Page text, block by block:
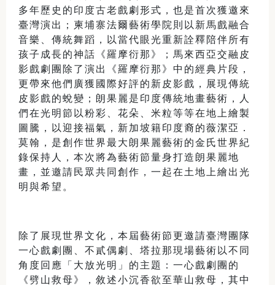
多年歷史的印度古老戲劇形式，也是首次獲邀來
臺灣演出；柬埔寨法爾藝術學院則以新馬戲融合
音樂、傳統舞蹈，以當代眼光重新詮釋陪伴所有
孩子成長的神話《羅摩衍那》；馬來西亞交融皮
影戲劇團除了演出《羅摩衍那》中的經典片段，
更帶來他們廣獲國際好評的新皮影戲，展現傳統
皮影戲的蛻變；朗果麗是印度傳統地畫藝術，人
們在光明節以粉彩、花朵、米粒等等在地上繪製
圖騰，以迎接福氣，新加坡籍印度裔的薇潔亞．
莫翰，是創作世界最大朗果麗藝術的金氏世界紀
錄保持人，本次將為藝術節量身打造朗果麗地
畫，並邀請民眾共同創作，一起在土地上繪出光
明與希望。
除了展現世界文化，本屆藝術節更邀請臺灣團隊
一心戲劇團、不貳偶劇、塔拉那現場藝術以不同
角度回應「大放光明」的主題：一心戲劇團的
《劈山救母》，敘述小沉香欲至華山救母，其中